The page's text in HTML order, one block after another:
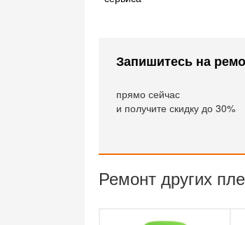
Запишитесь на
прямо сейчас
и получите скидку до 30%
Ремонт других